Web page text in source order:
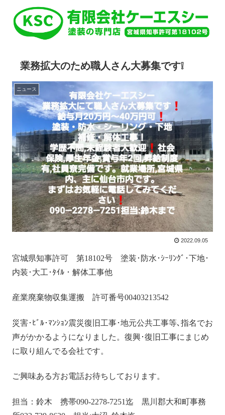
業務拡大のため職人さん大募集です❕
ニュース
2022.09.05
宮城県知事許可 第18102号 塗装･防水･ｼｰﾘﾝｸﾞ･下地･
内装･大工･ﾀｲﾙ・解体工事他
産業廃棄物収集運搬 許可番号00403213542
災害･ﾋﾞﾙ･ﾏﾝｼｮﾝ震災復旧工事･地元公共工事等､指名でお
声がかかるようになりました。復興･復旧工事にまじめ
に取り組んでる会社です。
ご興味ある方お電話お待ちしております。
担当：鈴木 携帯090-2278-7251迄 黒川郡大和町事務